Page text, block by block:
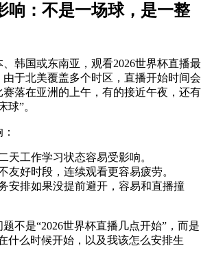
响：不是一场球，是一整
韩国或东南亚，观看2026世界杯直播最
于北美覆盖多个时区，直播开始时间会
落在亚洲的上午，有的接近午夜，还有
球”。
天工作学习状态容易受影响。
友好时段，连续观看更容易疲劳。
安排如果没提前避开，容易和直播撞
不是“2026世界杯直播几点开始”，而是
什么时候开始，以及我该怎么安排生